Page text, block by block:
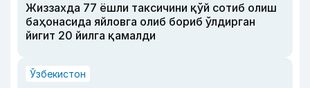
Жиззахда 77 ёшли таксичини қўй сотиб олиш
баҳонасида яйловга олиб бориб ўлдирган
йигит 20 йилга қамалди
Ўзбекистон